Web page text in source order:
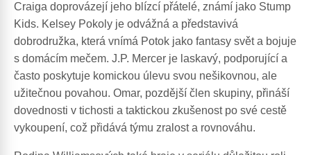
Craiga doprovázejí jeho blízcí přátelé, známí jako Stump
Kids. Kelsey Pokoly je odvážná a představivá
dobrodružka, která vnímá Potok jako fantasy svět a bojuje
s domácím mečem. J.P. Mercer je laskavý, podporující a
často poskytuje komickou úlevu svou nešikovnou, ale
užitečnou povahou. Omar, pozdější člen skupiny, přináší
dovednosti v tichosti a taktickou zkušenost po své cestě
vykoupení, což přidává týmu zralost a rovnováhu.